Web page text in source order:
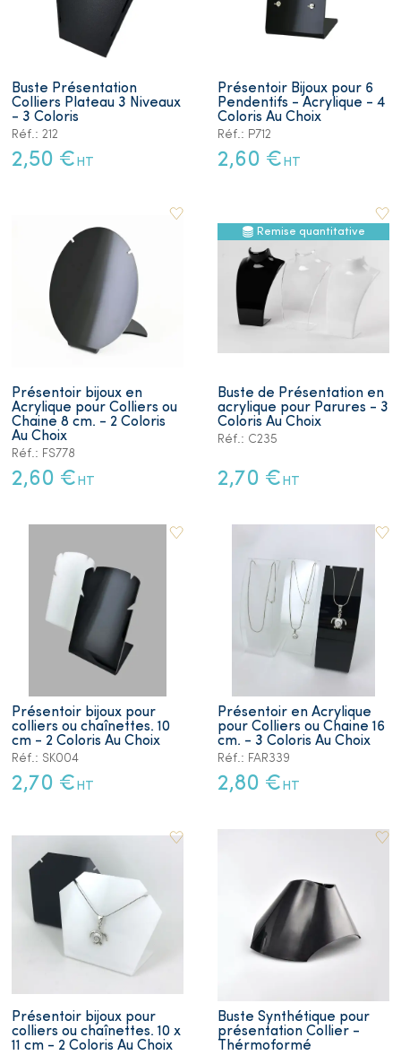
Buste Présentation
Colliers Plateau 3 Niveaux
- 3 Coloris
Réf.: 212
2,50 € HT
Présentoir Bijoux pour 6
Pendentifs - Acrylique - 4
Coloris Au Choix
Réf.: P712
2,60 € HT
Présentoir bijoux en
Acrylique pour Colliers ou
Chaine 8 cm. - 2 Coloris
Au Choix
Réf.: FS778
2,60 € HT
Remise quantitative
Buste de Présentation en
acrylique pour Parures - 3
Coloris Au Choix
Réf.: C235
2,70 € HT
Présentoir bijoux pour
colliers ou chaînettes. 10
cm - 2 Coloris Au Choix
Réf.: SK004
2,70 € HT
Présentoir en Acrylique
pour Colliers ou Chaine 16
cm. - 3 Coloris Au Choix
Réf.: FAR339
2,80 € HT
Présentoir bijoux pour
colliers ou chaînettes. 10 x
11 cm - 2 Coloris Au Choix
Buste Synthétique pour
présentation Collier -
Thérmoformé